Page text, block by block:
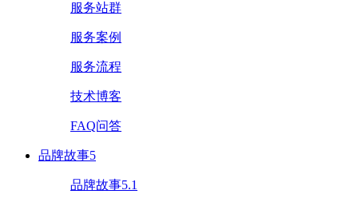
服务站群
服务案例
服务流程
技术博客
FAQ问答
品牌故事5
品牌故事5.1